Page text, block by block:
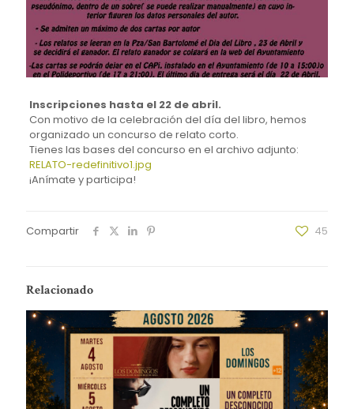
Inscripciones hasta el 22 de abril.
Con motivo de la celebración del día del libro, hemos
organizado un concurso de relato corto.
Tienes las bases del concurso en el archivo adjunto:
RELATO-redefinitivo1.jpg
¡Anímate y participa!
Compartir 45
Relacionado